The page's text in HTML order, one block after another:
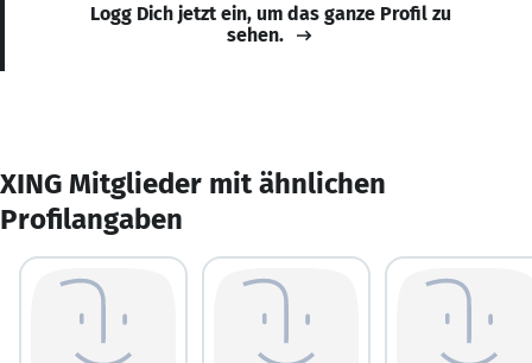
Logg Dich jetzt ein, um das ganze Profil zu
sehen.
XING Mitglieder mit ähnlichen
Profilangaben